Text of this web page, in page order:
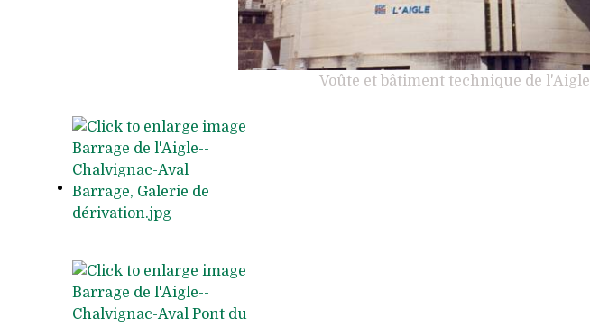
Voûte et bâtiment technique de l'Aigle